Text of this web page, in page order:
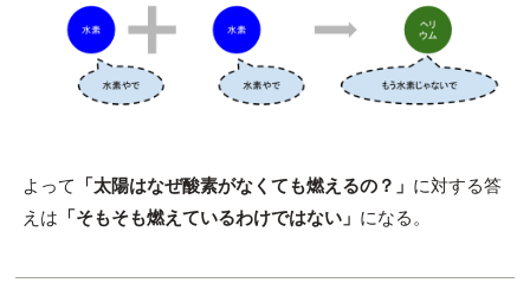
よって 「太陽はなぜ酸素がなくても燃えるの？」 に対する答
えは 「そもそも燃えているわけではない」 になる。